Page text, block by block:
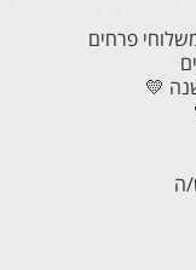
פרחים
💛
ה